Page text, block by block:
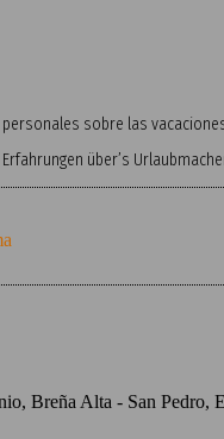
personales sobre las
über’s
Breña Alta - San Pedro,